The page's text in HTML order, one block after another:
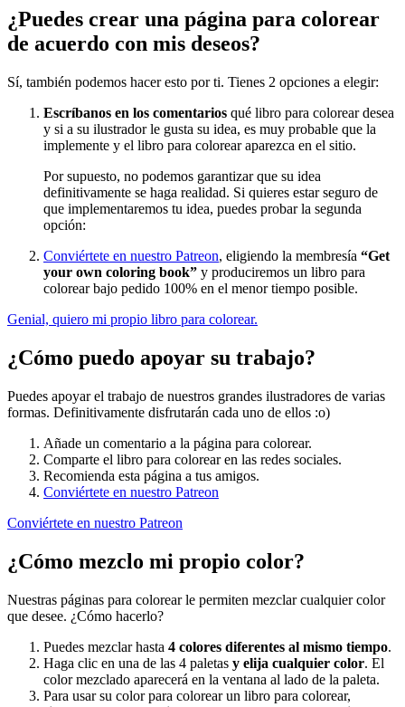
Nezaradené
Sin categorizar
¿Puedes crear una página para colorear
de acuerdo con mis deseos?
Sí, también podemos hacer esto por ti. Tienes 2 opciones a elegir:
Escríbanos en los comentarios qué libro para colorear desea
y si a su ilustrador le gusta su idea, es muy probable que la
implemente y el libro para colorear aparezca en el sitio.
Por supuesto, no podemos garantizar que su idea
definitivamente se haga realidad. Si quieres estar seguro de
que implementaremos tu idea, puedes probar la segunda
opción:
Conviértete en nuestro Patreon, eligiendo la membresía “Get
your own coloring book” y produciremos un libro para
colorear bajo pedido 100% en el menor tiempo posible.
Genial, quiero mi propio libro para colorear.
¿Cómo puedo apoyar su trabajo?
Puedes apoyar el trabajo de nuestros grandes ilustradores de varias
formas. Definitivamente disfrutarán cada uno de ellos :o)
Añade un comentario a la página para colorear.
Comparte el libro para colorear en las redes sociales.
Recomienda esta página a tus amigos.
Conviértete en nuestro Patreon
Conviértete en nuestro Patreon
¿Cómo mezclo mi propio color?
Nuestras páginas para colorear le permiten mezclar cualquier color
que desee. ¿Cómo hacerlo?
Puedes mezclar hasta 4 colores diferentes al mismo tiempo.
Haga clic en una de las 4 paletas y elija cualquier color. El
color mezclado aparecerá en la ventana al lado de la paleta.
Para usar su color para colorear un libro para colorear,